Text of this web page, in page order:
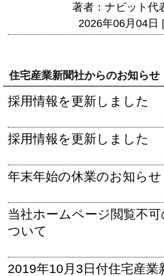
著者：ナビット代
2026年06月04日 |
住宅産業新聞社からのお知らせ
採用情報を更新しました
採用情報を更新しました
年末年始の休業のお知らせ
当社ホームページ閲覧不
ついて
2019年10月3日付住宅産業